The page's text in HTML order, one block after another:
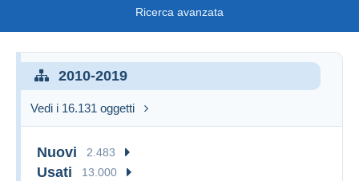
Ricerca avanzata
2010-2019
Vedi i 16.131 oggetti
Nuovi 2.483
Usati 13.000